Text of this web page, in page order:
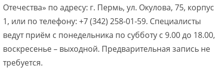
Отечества» по адресу: г. Пермь, ул. Окулова, 75, корпус
1, или по телефону: +7 (342) 258-01-59. Специалисты
ведут приём с понедельника по субботу с 9.00 до 18.00,
воскресенье – выходной. Предварительная запись не
требуется.